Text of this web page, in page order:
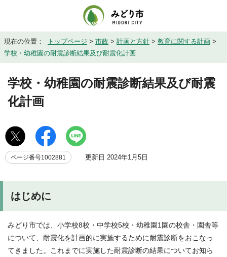
現在の位置： トップページ > 市政 > 計画と方針 > 教育に関する計画 >
学校・幼稚園の耐震診断結果及び耐震化計画
学校・幼稚園の耐震診断結果及び耐震
化計画
ページ番号1002881 更新日 2024年1月5日
はじめに
みどり市では、小学校8校・中学校5校・幼稚園1園の校舎・園舎等
について、耐震化を計画的に実施するために耐震診断をおこなっ
てきました。これまでに実施した耐震診断の結果についてお知ら